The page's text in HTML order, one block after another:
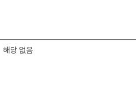
해당 없음